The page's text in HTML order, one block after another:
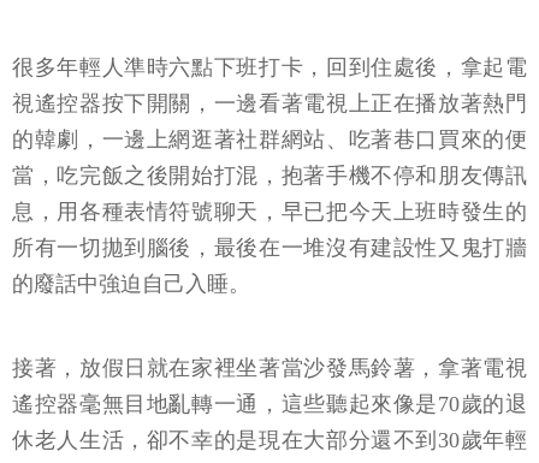
很多年輕人準時六點下班打卡，回到住處後，拿起電
視遙控器按下開關，一邊看著電視上正在播放著熱門
的韓劇，一邊上網逛著社群網站、吃著巷口買來的便
當，吃完飯之後開始打混，抱著手機不停和朋友傳訊
息，用各種表情符號聊天，早已把今天上班時發生的
所有一切拋到腦後，最後在一堆沒有建設性又鬼打牆
的廢話中強迫自己入睡。
接著，放假日就在家裡坐著當沙發馬鈴薯，拿著電視
遙控器毫無目地亂轉一通，這些聽起來像是70歲的退
休老人生活，卻不幸的是現在大部分還不到30歲年輕